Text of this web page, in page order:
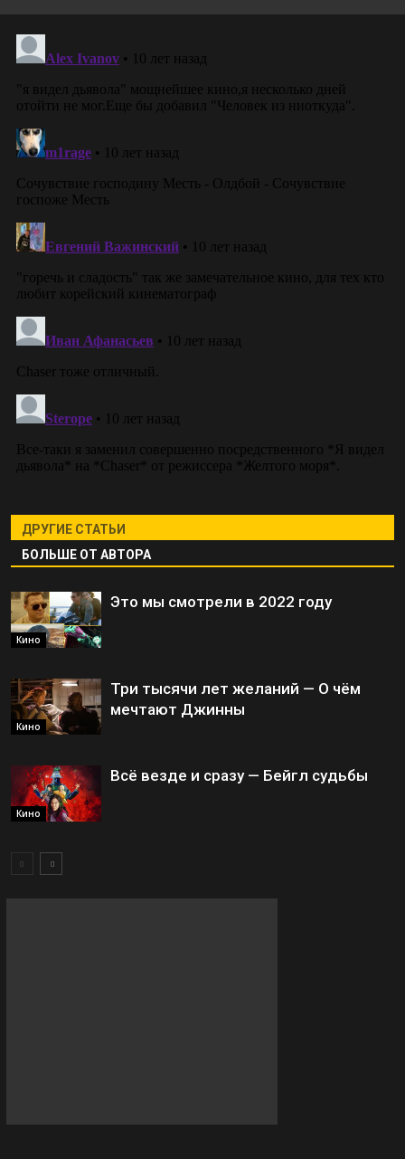
ДРУГИЕ СТАТЬИ
БОЛЬШЕ ОТ АВТОРА
Кино
Это мы смотрели в 2022 году
Кино
Три тысячи лет желаний — О чём
мечтают Джинны
Кино
Всё везде и сразу — Бейгл судьбы